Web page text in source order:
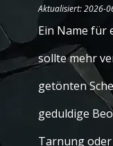
Aktualisiert: 2026-
Ein Name für
sollte mehr
getönten
geduldige
Tarnung